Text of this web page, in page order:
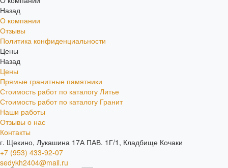
Назад
О компании
Отзывы
Политика конфиденциальности
Цены
Назад
Цены
Прямые гранитные памятники
Стоимость работ по каталогу Литье
Стоимость работ по каталогу Гранит
Наши работы
Отзывы о нас
Контакты
г. Щекино, Лукашина 17А ПАВ. 1Г/1, Кладбище Кочаки
+7 (953) 433-92-07
sedykh2404@mail.ru